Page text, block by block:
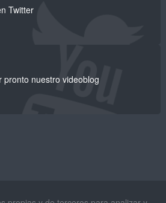
Twitter
pronto nuestro videoblog